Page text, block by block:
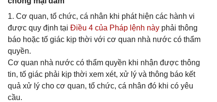
1. Cơ quan, tổ chức, cá nhân khi phát hiện các hành vi
được quy định tại Điều 4 của Pháp lệnh này phải thông
báo hoặc tố giác kịp thời với cơ quan nhà nước có thẩm
quyền.
Cơ quan nhà nước có thẩm quyền khi nhận được thông
tin, tố giác phải kịp thời xem xét, xử lý và thông báo kết
quả xử lý cho cơ quan, tổ chức, cá nhân đó khi có yêu
cầu.